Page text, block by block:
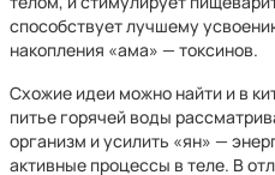
способствует лучшему
накопления «ама» — токсинов.
Схожие идеи можно найти и в
питье горячей воды
организм и усилить «ян» —
активные процессы в теле. В